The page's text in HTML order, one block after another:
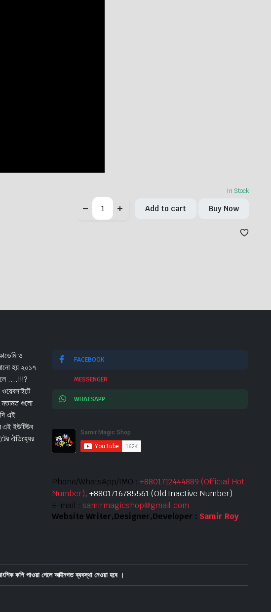
In Stock
কাগজ
খেয়ে
জোড়া
Add to cart Buy Now
ও
হয় ২০১৭
....!!!?
মতামত গুলো
এই
এই ইউটিউব
ঐতিহ্যের
FACEBOOK
MESSENGER
WHATSAPP
Phone/WhatsApp/IMO : +8801712444889 (Official Hot
Number), +8801716785561 (Old Inactive Number)
E-mail : samirmagicshop@gmail.com
Website Writer,Designer,Developer : Samir Roy
কপি পাওয়া গেলে আইনগত ব্যবস্থা নেওয়া হবে ।